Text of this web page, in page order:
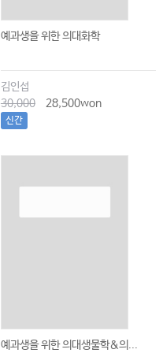
예과생을 위한 의대화학
김인섭
30,000
28,500won
신간
예과생을 위한 의대생물학&의...